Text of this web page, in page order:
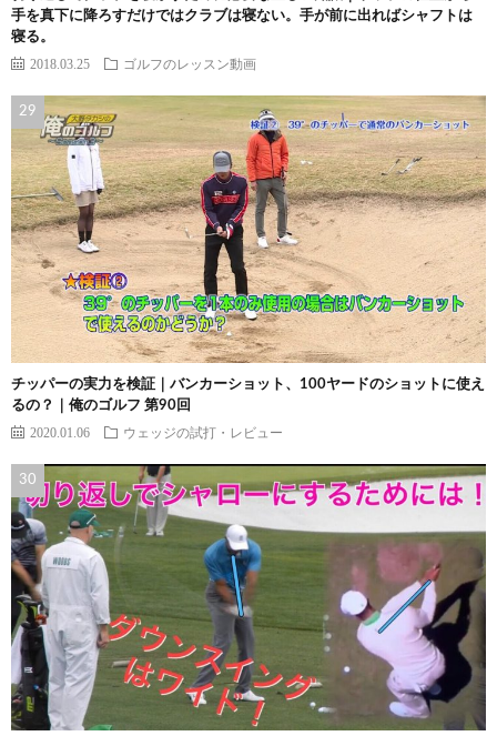
手を真下に降ろすだけではクラブは寝ない。手が前に出ればシャフトは
寝る。
2018.03.25 ゴルフのレッスン動画
チッパーの実力を検証｜バンカーショット、100ヤードのショットに使え
るの？｜俺のゴルフ 第90回
2020.01.06 ウェッジの試打・レビュー